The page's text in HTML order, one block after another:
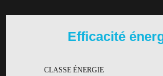
Efficacité